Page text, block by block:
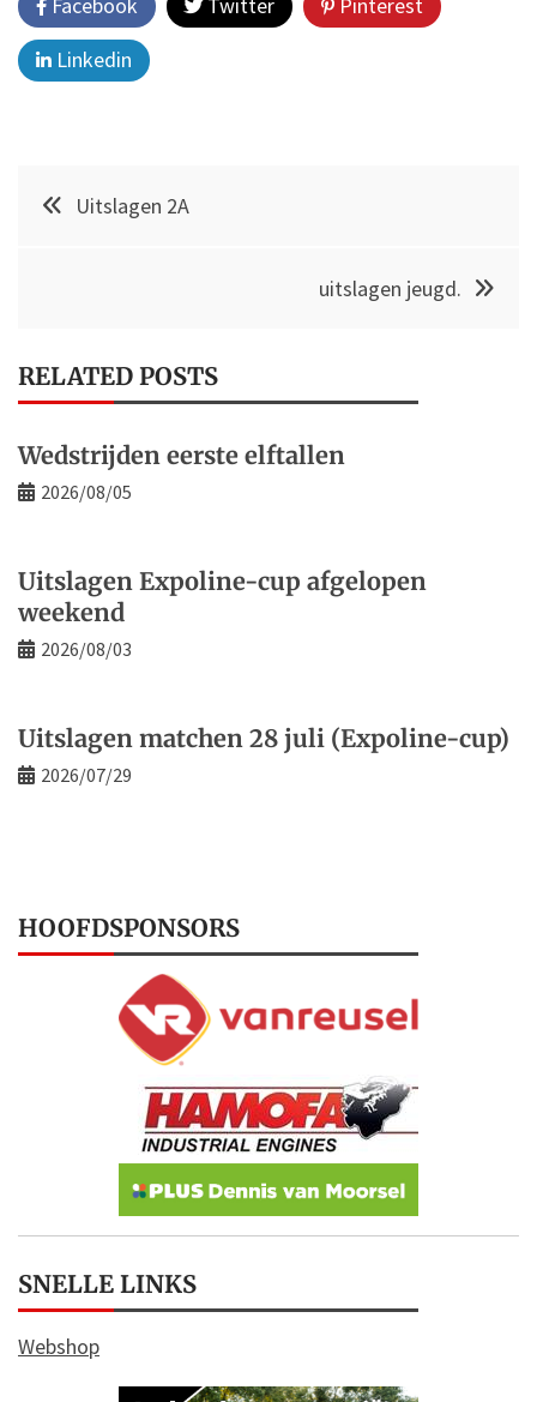
Linkedin
Post Uitslagen 2A
uitslagen jeugd.
RELATED POSTS
Wedstrijden eerste elftallen
2026/08/05
Uitslagen Expoline-cup afgelopen
weekend
2026/08/03
Uitslagen matchen 28 juli (Expoline-cup)
2026/07/29
HOOFDSPONSORS
SNELLE LINKS
Webshop